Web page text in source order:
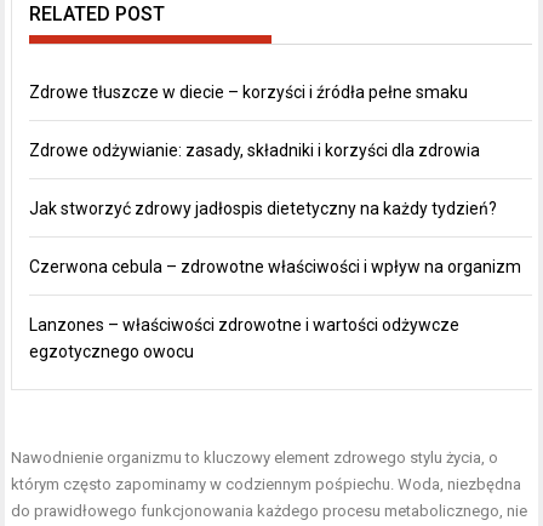
RELATED POST
Zdrowe tłuszcze w diecie – korzyści i źródła pełne smaku
Zdrowe odżywianie: zasady, składniki i korzyści dla zdrowia
Jak stworzyć zdrowy jadłospis dietetyczny na każdy tydzień?
Czerwona cebula – zdrowotne właściwości i wpływ na organizm
Lanzones – właściwości zdrowotne i wartości odżywcze
egzotycznego owocu
Nawodnienie organizmu to kluczowy element zdrowego stylu życia, o
którym często zapominamy w codziennym pośpiechu. Woda, niezbędna
do prawidłowego funkcjonowania każdego procesu metabolicznego, nie